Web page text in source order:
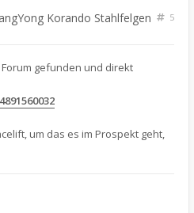
Korando Stahlfelgen
5
gefunden und direkt
um das es im Prospekt geht,